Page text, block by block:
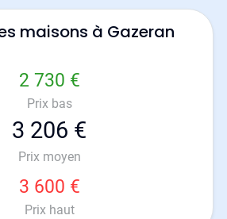
maisons à Gazeran
2 730 €
Prix bas
3 206 €
Prix moyen
3 600 €
Prix haut